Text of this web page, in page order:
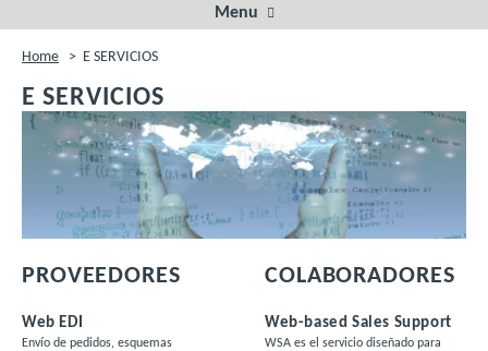
Menu
Skip
to
Home > E SERVICIOS
E SERVICIOS
PROVEEDORES
Web EDI
Envío de pedidos, esquemas
COLABORADORES
Web-based Sales Support
WSA es el servicio diseñado para